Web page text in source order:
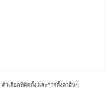
วเลือกที่ติดตั้ง และการตั้งค่าอื่นๆ